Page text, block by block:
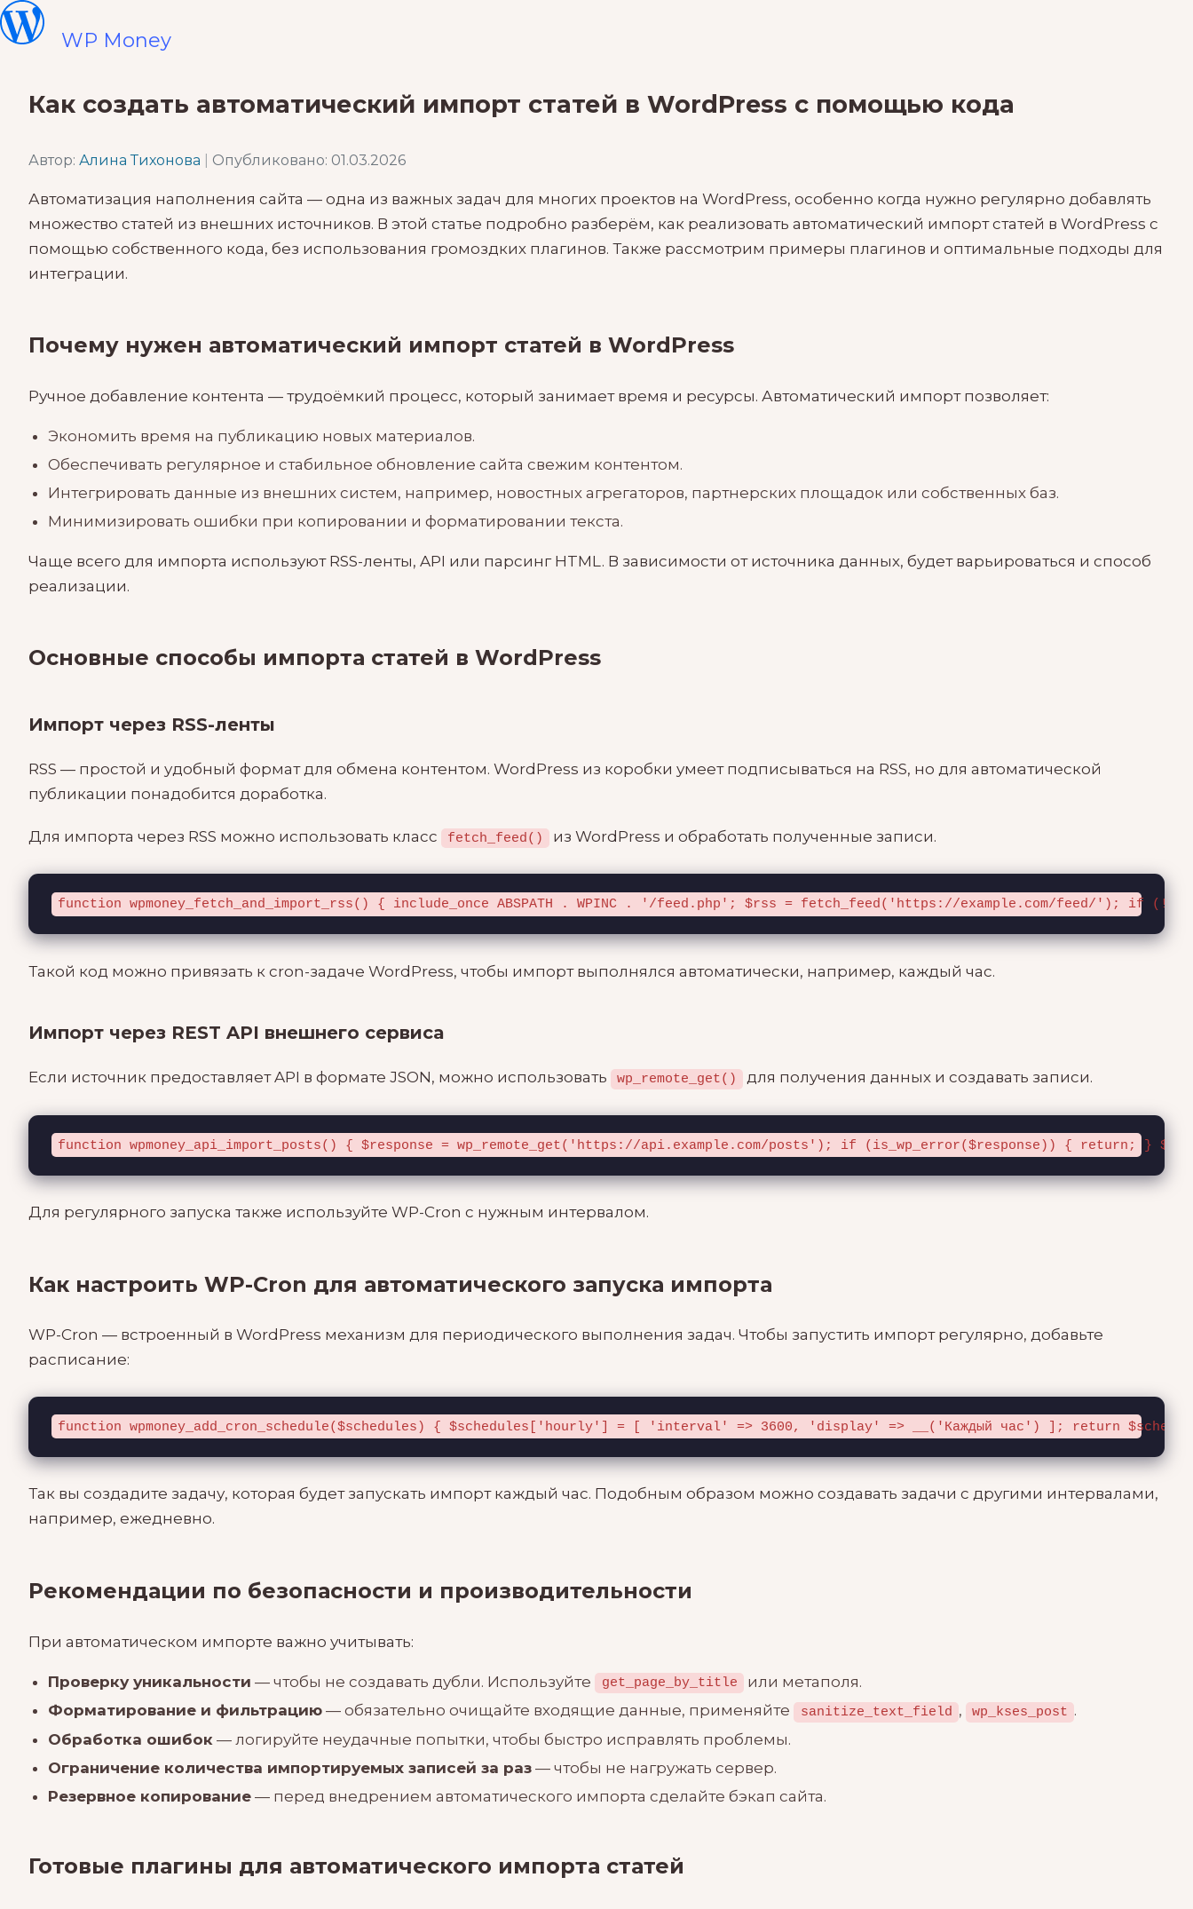
WP Money
Как создать автоматический импорт статей в WordPress с помощью кода
Автор: Алина Тихонова | Опубликовано: 01.03.2026
Автоматизация наполнения сайта — одна из важных задач для многих проектов на WordPress, особенно когда нужно регулярно добавлять
множество статей из внешних источников. В этой статье подробно разберём, как реализовать автоматический импорт статей в WordPress с
помощью собственного кода, без использования громоздких плагинов. Также рассмотрим примеры плагинов и оптимальные подходы для
интеграции.
Почему нужен автоматический импорт статей в WordPress
Ручное добавление контента — трудоёмкий процесс, который занимает время и ресурсы. Автоматический импорт позволяет:
Экономить время на публикацию новых материалов.
Обеспечивать регулярное и стабильное обновление сайта свежим контентом.
Интегрировать данные из внешних систем, например, новостных агрегаторов, партнерских площадок или собственных баз.
Минимизировать ошибки при копировании и форматировании текста.
Чаще всего для импорта используют RSS-ленты, API или парсинг HTML. В зависимости от источника данных, будет варьироваться и способ
реализации.
Основные способы импорта статей в WordPress
Импорт через RSS-ленты
RSS — простой и удобный формат для обмена контентом. WordPress из коробки умеет подписываться на RSS, но для автоматической
публикации понадобится доработка.
Для импорта через RSS можно использовать класс fetch_feed() из WordPress и обработать полученные записи.
function wpmoney_fetch_and_import_rss() { include_once ABSPATH . WPINC . '/feed.php'; $rss = fetch_feed('https://example.com/feed/');
Такой код можно привязать к cron-задаче WordPress, чтобы импорт выполнялся автоматически, например, каждый час.
Импорт через REST API внешнего сервиса
Если источник предоставляет API в формате JSON, можно использовать wp_remote_get() для получения данных и создавать записи.
function wpmoney_api_import_posts() { $response = wp_remote_get('https://api.example.com/posts'); if (is_wp_error($response)) {
Для регулярного запуска также используйте WP-Cron с нужным интервалом.
Как настроить WP-Cron для автоматического запуска импорта
WP-Cron — встроенный в WordPress механизм для периодического выполнения задач. Чтобы запустить импорт регулярно, добавьте
расписание:
function wpmoney_add_cron_schedule($schedules) { $schedules['hourly'] = [ 'interval' => 3600, 'display' => __('Каждый час') ]; return
Так вы создадите задачу, которая будет запускать импорт каждый час. Подобным образом можно создавать задачи с другими интервалами,
например, ежедневно.
Рекомендации по безопасности и производительности
При автоматическом импорте важно учитывать:
Проверку уникальности — чтобы не создавать дубли. Используйте get_page_by_title
или метаполя.
Форматирование и фильтрацию — обязательно очищайте входящие данные, применяйте sanitize_text_field , wp_kses_post .
Обработка ошибок — логируйте неудачные попытки, чтобы быстро исправлять проблемы.
Ограничение количества импортируемых записей за раз — чтобы не нагружать сервер.
Резервное копирование — перед внедрением автоматического импорта сделайте бэкап сайта.
Готовые плагины для автоматического импорта статей